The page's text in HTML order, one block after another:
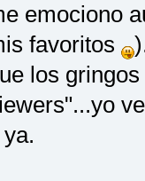
emociono
favoritos
los